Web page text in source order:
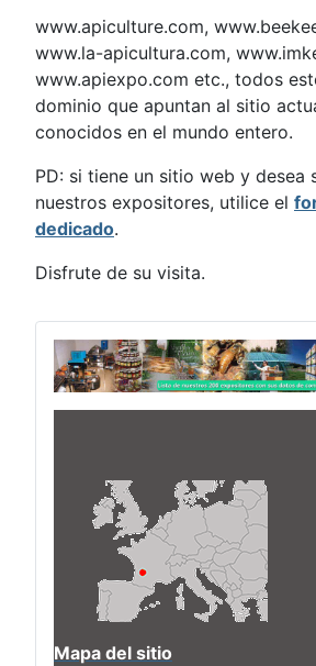
www.apiculture.com,
www.la-apicultura.com,
www.apiexpo.com etc., todos
dominio que apuntan al sitio
conocidos en el mundo entero.
PD: si tiene un sitio web y desea
nuestros expositores, utilice el
dedicado.
Disfrute de su visita.
Mapa del sitio